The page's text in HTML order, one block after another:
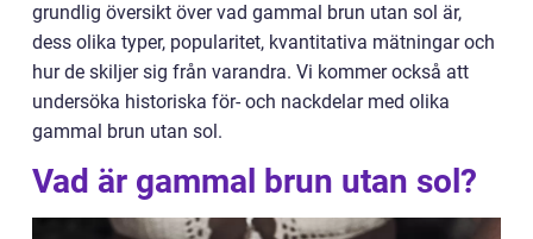
grundlig översikt över vad gammal brun utan sol är,
dess olika typer, popularitet, kvantitativa mätningar och
hur de skiljer sig från varandra. Vi kommer också att
undersöka historiska för- och nackdelar med olika
gammal brun utan sol.
Vad är gammal brun utan sol?